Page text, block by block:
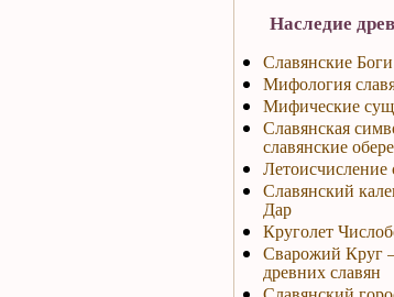
Наследие
Славянские
Мифология
Мифические
Славянская
славянские
Летоисчисление
Славянский
Дар
Круголет
Сварожий Круг
древних славян